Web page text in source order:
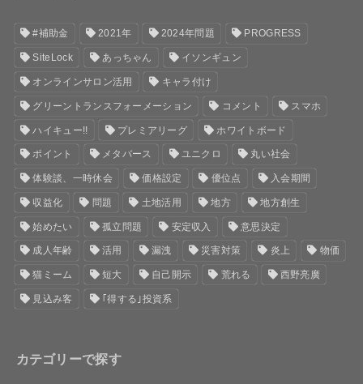
#補助金 2021年 2024年問題 PROGRESS
SiteLock あっちゃん イソンギュン
オンラインサロン活用 キャラ付け
グリーントランスフォーメーション コメント スマホ
ハイキュー!! プレミアリーグ ホワイトボード
ポイント メタバース ユニクロ 丸い社会
体験談、一時休会 価格設定 優位点 入会期間
収益化 問題 土地活用 地方 地方創生
始めたい 孤立問題 安定収入 意思決定
成人年齢 活用 漏洩 災害対策 炎上 物価
猫ミーム 短大 自己開示 荒れる 西野亮廣
見込み客 ｢得する｣投資系
カテゴリーで探す